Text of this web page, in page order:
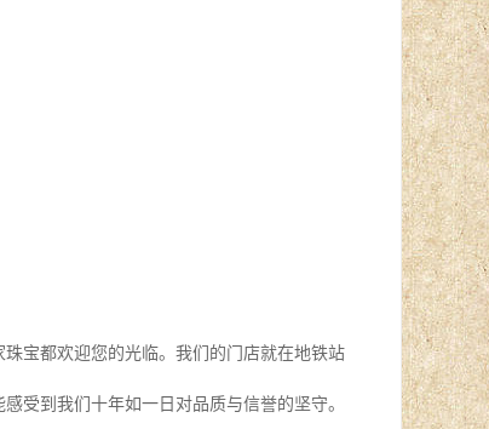
宝都欢迎您的光临。我们的门店就在地铁站
受到我们十年如一日对品质与信誉的坚守。